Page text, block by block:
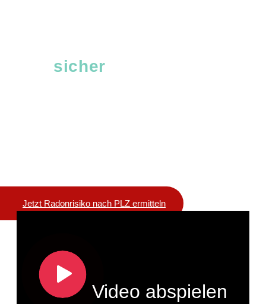
sicher
Jetzt Radonrisiko nach PLZ ermitteln
Video abspielen